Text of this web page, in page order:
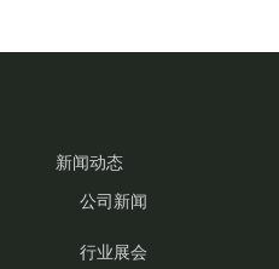
新闻动态
公司新闻
行业展会